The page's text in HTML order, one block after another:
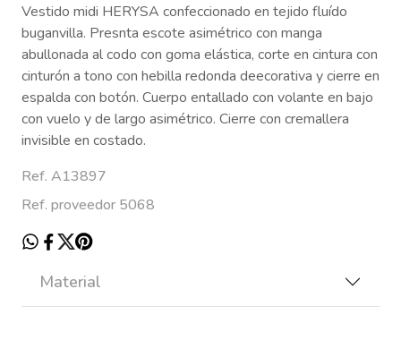
Vestido midi HERYSA confeccionado en tejido fluído
buganvilla. Presnta escote asimétrico con manga
abullonada al codo con goma elástica, corte en cintura con
cinturón a tono con hebilla redonda deecorativa y cierre en
espalda con botón. Cuerpo entallado con volante en bajo
con vuelo y de largo asimétrico. Cierre con cremallera
invisible en costado.
Ref. A13897
Ref. proveedor 5068
Material